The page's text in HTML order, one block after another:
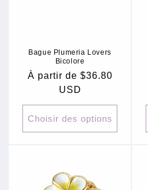
Bague Plumeria Lovers
Bicolore
Prix
À partir de $36.80
USD
Choisir des options